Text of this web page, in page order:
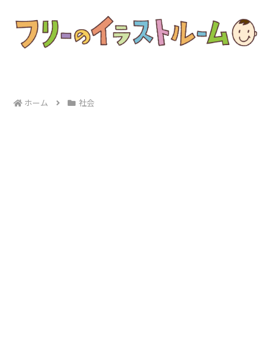
ホーム 社会